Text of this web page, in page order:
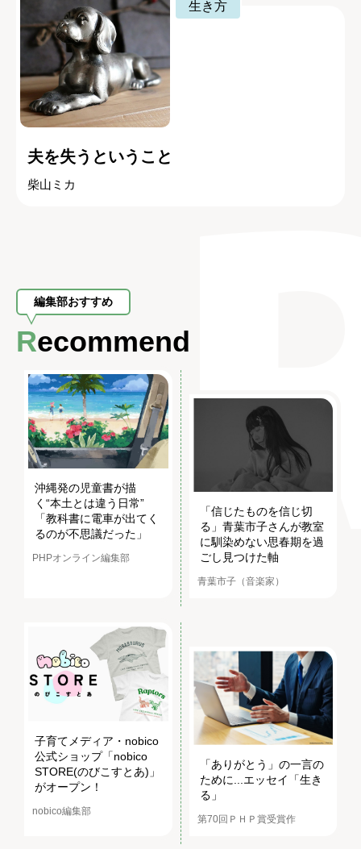
生き方
夫を失うということ
柴山ミカ
編集部おすすめ
Recommend
沖縄発の児童書が描
く“本土とは違う日常”
「教科書に電車が出てく
るのが不思議だった」
PHPオンライン編集部
「信じたものを信じ切
る」青葉市子さんが教室
に馴染めない思春期を過
ごし見つけた軸
青葉市子（音楽家）
子育てメディア・nobico
公式ショップ「nobico
STORE(のびこすとあ)」
がオープン！
nobico編集部
「ありがとう」の一言の
ために...エッセイ「生き
る」
第70回ＰＨＰ賞受賞作